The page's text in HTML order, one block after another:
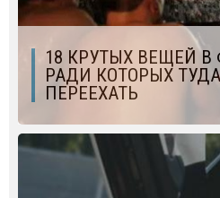
18 КРУТЫХ ВЕЩЕЙ
РАДИ КОТОРЫХ
ПЕРЕЕХАТЬ